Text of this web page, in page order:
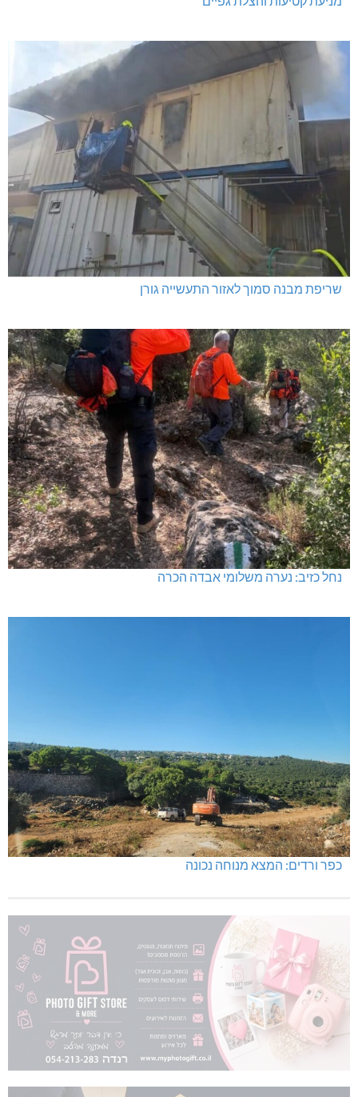
שריפת מבנה סמוך לאזור התעשייה גורן
נחל כזיב: נערה משלומי אבדה הכרה
כפר ורדים: המצא מנוחה נכונה